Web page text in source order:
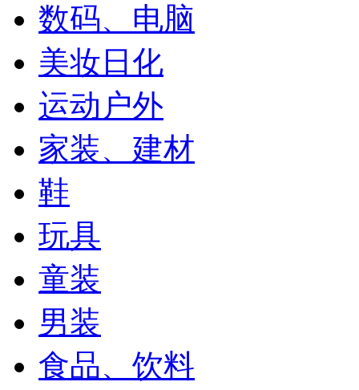
数码、电脑
美妆日化
运动户外
家装、建材
鞋
玩具
童装
男装
食品、饮料